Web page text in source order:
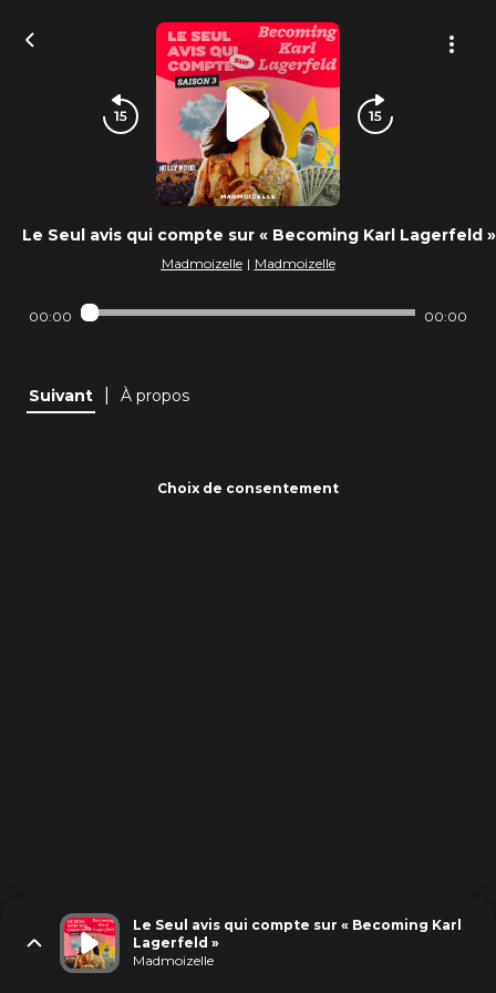
Le Seul avis qui compte sur « Becoming Karl Lagerfeld »
Madmoizelle | Madmoizelle
00:00 00:00
Suivant À propos
Choix de consentement
Le Seul avis qui compte sur « Becoming Karl
Lagerfeld »
Madmoizelle